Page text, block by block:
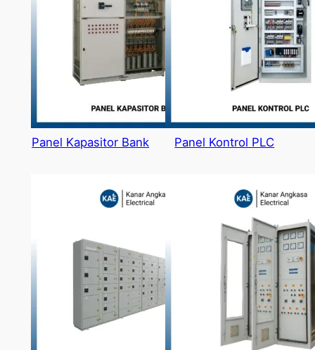
Panel Kapasitor Bank Panel Kontrol PLC